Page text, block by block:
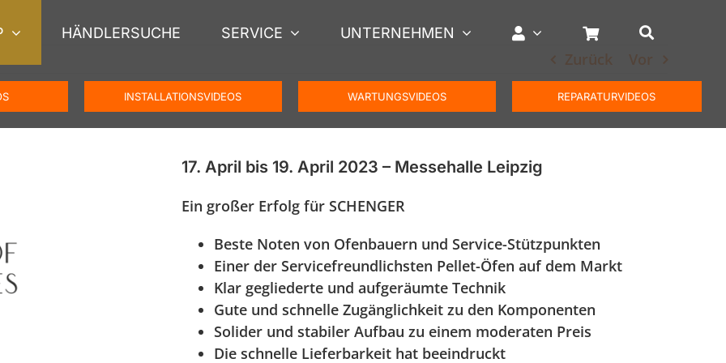
HÄNDLERSUCHE SERVICE UNTERNEHMEN
INSTALLATIONSVIDEOS WARTUNGSVIDEOS REPARATURVIDEOS
Zurück Vor
17. April bis 19. April 2023 – Messehalle Leipzig
Ein großer Erfolg für SCHENGER
Beste Noten von Ofenbauern und Service-Stützpunkten
Einer der Servicefreundlichsten Pellet-Öfen auf dem Markt
Klar gegliederte und aufgeräumte Technik
Gute und schnelle Zugänglichkeit zu den Komponenten
Solider und stabiler Aufbau zu einem moderaten Preis
Die schnelle Lieferbarkeit hat beeindruckt